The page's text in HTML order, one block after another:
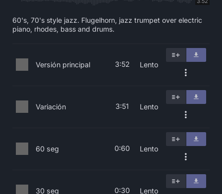
60's, 70's style jazz. Flugelhorn, jazz trumpet over electric
piano, rhodes, bass and drums.
Versión principal 3:52 Lento
Variación 3:51 Lento
60 seg 0:60 Lento
30 seg 0:30 Lento